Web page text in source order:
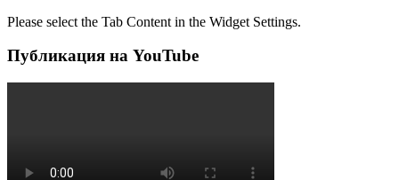
Please select the Tab Content in the Widget Settings.
Публикация на YouTube